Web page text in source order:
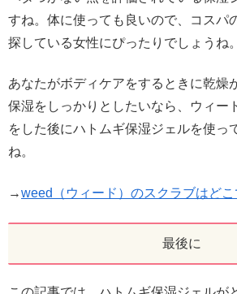
すね。体に使っても良いので、コスパ
探している女性にぴったりでしょうね。
あなたがボディケアをするときに乾燥
保湿をしっかりとしたいなら、ウィー
をした後にハトムギ保湿ジェルを使っ
ね。
→weed（ウィード）のスクラブはどこ
最後に